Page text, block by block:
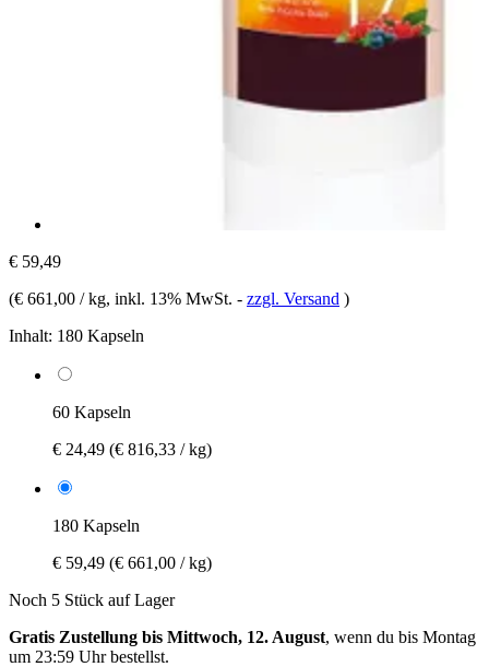
€ 59,49
(€ 661,00 / kg, inkl. 13% MwSt. - zzgl. Versand )
Inhalt: 180 Kapseln
60 Kapseln
€ 24,49 (€ 816,33 / kg)
180 Kapseln
€ 59,49 (€ 661,00 / kg)
Noch 5 Stück auf Lager
Gratis Zustellung bis Mittwoch, 12. August, wenn du bis Montag
um 23:59 Uhrbestellst.